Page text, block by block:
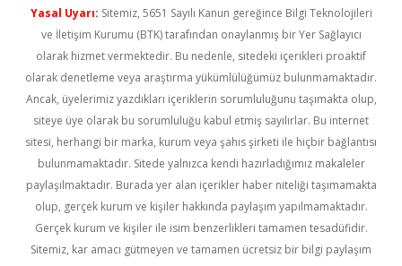
Yasal Uyarı: Sitemiz, 5651 Sayılı Kanun gereğince Bilgi Teknolojileri
ve İletişim Kurumu (BTK) tarafından onaylanmış bir Yer Sağlayıcı
olarak hizmet vermektedir. Bu nedenle, sitedeki içerikleri proaktif
olarak denetleme veya araştırma yükümlülüğümüz bulunmamaktadır.
Ancak, üyelerimiz yazdıkları içeriklerin sorumluluğunu taşımakta olup,
siteye üye olarak bu sorumluluğu kabul etmiş sayılırlar. Bu internet
sitesi, herhangi bir marka, kurum veya şahıs şirketi ile hiçbir bağlantısı
bulunmamaktadır. Sitede yalnızca kendi hazırladığımız makaleler
paylaşılmaktadır. Burada yer alan içerikler haber niteliği taşımamakta
olup, gerçek kurum ve kişiler hakkında paylaşım yapılmamaktadır.
Gerçek kurum ve kişiler ile isim benzerlikleri tamamen tesadüfidir.
Sitemiz, kar amacı gütmeyen ve tamamen ücretsiz bir bilgi paylaşım